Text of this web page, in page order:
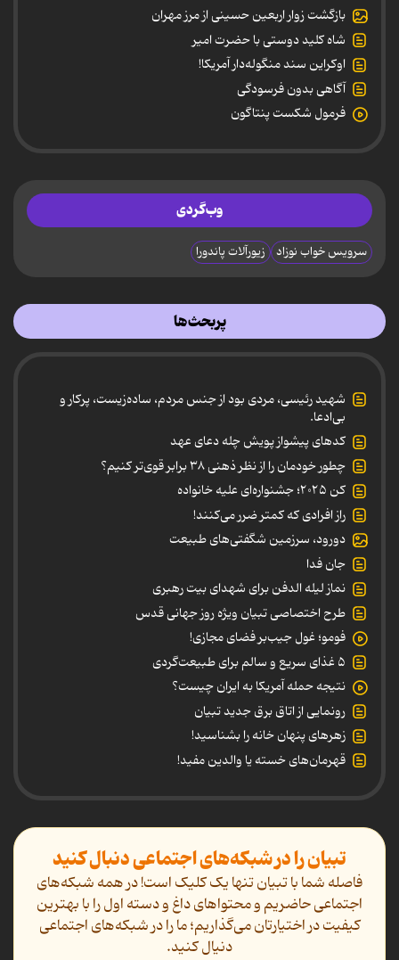
بازگشت زوار اربعین حسینی از مرز مهران
شاه کلید دوستی با حضرت امیر
اوکراین سند منگوله‌دار آمریکا!
آگاهی بدون فرسودگی
فرمول شکست پنتاگون
وب‌گردی
سرویس خواب نوزاد زیورآلات پاندورا
پربحث‌ها
شهید رئیسی، مردی بود از جنس مردم، ساده‌زیست، پرکار و
بی‌ادعا.
کدهای پیشواز پویش چله دعای عهد
چطور خودمان را از نظر ذهنی ۳۸ برابر قوی‌تر کنیم؟
کن ۲۰۲۵؛ جشنواره‌ای علیه خانواده
راز افرادی که کمتر ضرر می‌کنند!
دورود، سرزمین شگفتی‌های طبیعت
جان فدا
نماز لیله الدفن برای شهدای بیت رهبری
طرح اختصاصی تبیان ویژه روز جهانی قدس
فومو؛ غول جیب‌بر فضای مجازی!
۵ غذای سریع و سالم برای طبیعت‌گردی
نتیجه حمله آمریکا به ایران چیست؟
رونمایی از اتاق برق جدید تبیان
زهرهای پنهان خانه را بشناسید!
قهرمان‌های خسته یا والدین مفید!
تبیان را در شبکه‌های اجتماعی دنبال کنید
فاصله شما با تبیان تنها یک کلیک است! در همه شبکه‌های
اجتماعی حاضریم و محتواهای داغ و دسته اول را با بهترین
کیفیت در اختیارتان می‌گذاریم؛ ما را در شبکه‌های اجتماعی
دنیال کنید.